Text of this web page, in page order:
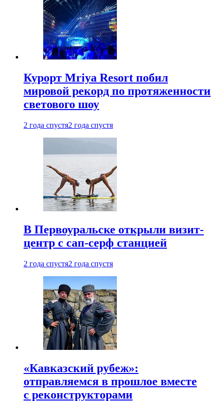
Курорт Mriya Resort побил
мировой рекорд по протяженности
светового шоу
2 года спустя2 года спустя
В Первоуральске открыли визит-
центр с сап-серф станцией
2 года спустя2 года спустя
«Кавказский рубеж»:
отправляемся в прошлое вместе
с реконструкторами